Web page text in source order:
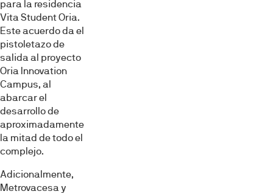
para la residencia
Vita Student Oria.
Este acuerdo da el
pistoletazo de
salida al proyecto
Oria Innovation
Campus, al
abarcar el
desarrollo de
aproximadamente
la mitad de todo el
complejo.
Adicionalmente,
Metrovacesa y